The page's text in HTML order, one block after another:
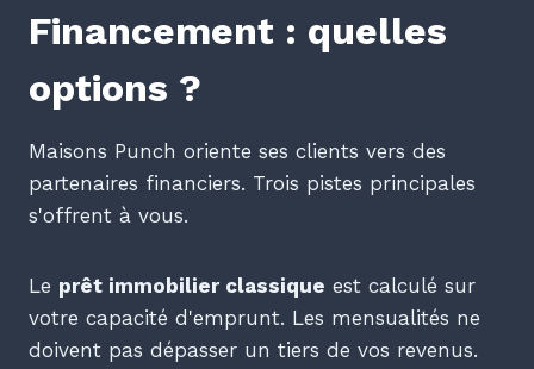
Financement : quelles
options ?
Maisons Punch oriente ses clients vers des
partenaires financiers. Trois pistes principales
s'offrent à vous.
Le prêt immobilier classique est calculé sur
votre capacité d'emprunt. Les mensualités ne
doivent pas dépasser un tiers de vos revenus.